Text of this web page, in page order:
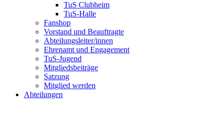
TuS Clubheim
TuS-Halle
Fanshop
Vorstand und Beauftragte
Abteilungsleiter/innen
Ehrenamt und Engagement
TuS-Jugend
Mitgliedsbeiträge
Satzung
Mitglied werden
Abteilungen